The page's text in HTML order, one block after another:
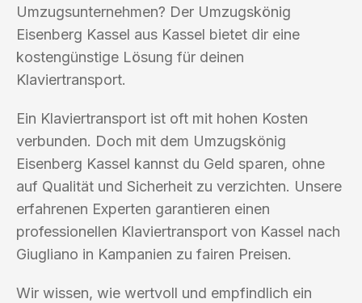
Umzugsunternehmen? Der Umzugskönig
Eisenberg Kassel aus Kassel bietet dir eine
kostengünstige Lösung für deinen
Klaviertransport.
Ein Klaviertransport ist oft mit hohen Kosten
verbunden. Doch mit dem Umzugskönig
Eisenberg Kassel kannst du Geld sparen, ohne
auf Qualität und Sicherheit zu verzichten. Unsere
erfahrenen Experten garantieren einen
professionellen Klaviertransport von Kassel nach
Giugliano in Kampanien zu fairen Preisen.
Wir wissen, wie wertvoll und empfindlich ein